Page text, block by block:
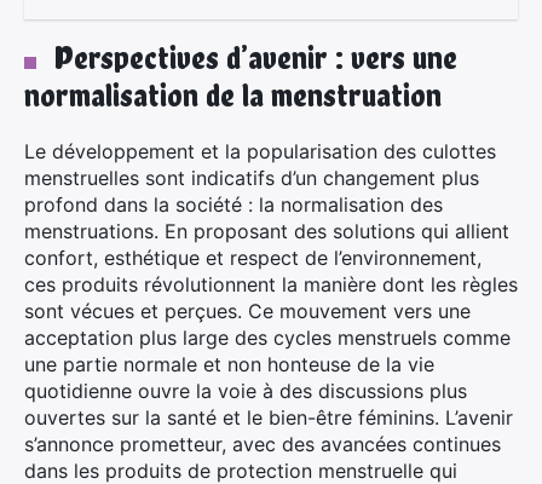
Perspectives d’avenir : vers une
normalisation de la menstruation
Le développement et la popularisation des culottes
menstruelles sont indicatifs d’un changement plus
profond dans la société : la normalisation des
menstruations. En proposant des solutions qui allient
confort, esthétique et respect de l’environnement,
ces produits révolutionnent la manière dont les règles
sont vécues et perçues. Ce mouvement vers une
acceptation plus large des cycles menstruels comme
une partie normale et non honteuse de la vie
quotidienne ouvre la voie à des discussions plus
ouvertes sur la santé et le bien-être féminins. L’avenir
s’annonce prometteur, avec des avancées continues
dans les produits de protection menstruelle qui